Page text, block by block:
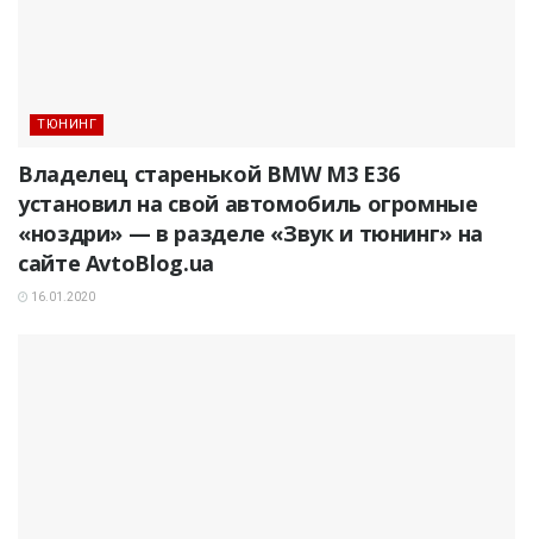
ТЮНИНГ
Владелец старенькой BMW M3 E36
установил на свой автомобиль огромные
«ноздри» — в разделе «Звук и тюнинг» на
сайте AvtoBlog.ua
16.01.2020